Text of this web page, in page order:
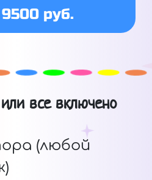
руб.
все включено
(любой